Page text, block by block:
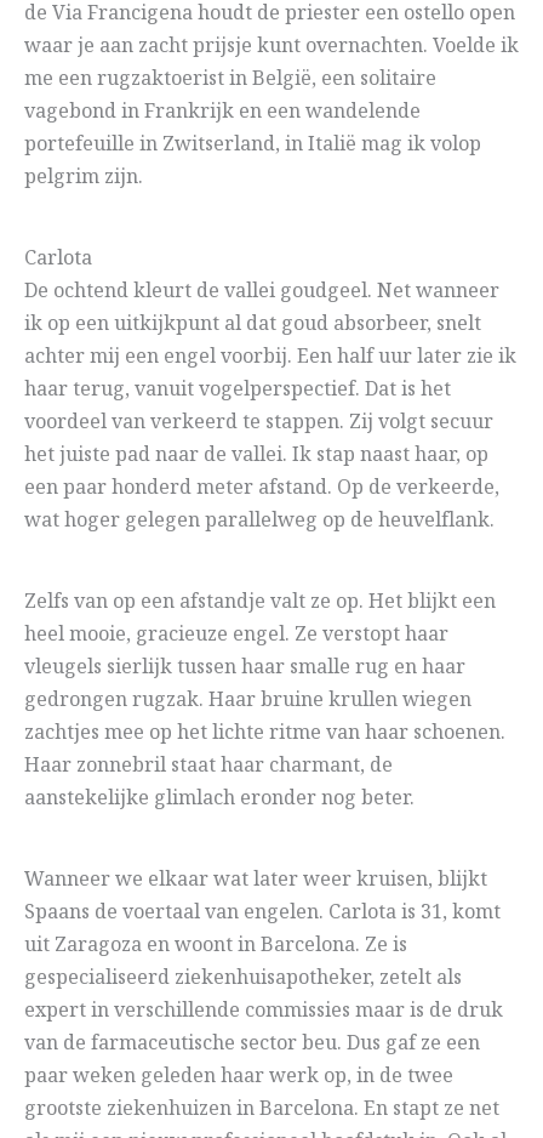
de Via Francigena houdt de priester een ostello open
waar je aan zacht prijsje kunt overnachten. Voelde ik
me een rugzaktoerist in België, een solitaire
vagebond in Frankrijk en een wandelende
portefeuille in Zwitserland, in Italië mag ik volop
pelgrim zijn.
Carlota
De ochtend kleurt de vallei goudgeel. Net wanneer
ik op een uitkijkpunt al dat goud absorbeer, snelt
achter mij een engel voorbij. Een half uur later zie ik
haar terug, vanuit vogelperspectief. Dat is het
voordeel van verkeerd te stappen. Zij volgt secuur
het juiste pad naar de vallei. Ik stap naast haar, op
een paar honderd meter afstand. Op de verkeerde,
wat hoger gelegen parallelweg op de heuvelflank.
Zelfs van op een afstandje valt ze op. Het blijkt een
heel mooie, gracieuze engel. Ze verstopt haar
vleugels sierlijk tussen haar smalle rug en haar
gedrongen rugzak. Haar bruine krullen wiegen
zachtjes mee op het lichte ritme van haar schoenen.
Haar zonnebril staat haar charmant, de
aanstekelijke glimlach eronder nog beter.
Wanneer we elkaar wat later weer kruisen, blijkt
Spaans de voertaal van engelen. Carlota is 31, komt
uit Zaragoza en woont in Barcelona. Ze is
gespecialiseerd ziekenhuisapotheker, zetelt als
expert in verschillende commissies maar is de druk
van de farmaceutische sector beu. Dus gaf ze een
paar weken geleden haar werk op, in de twee
grootste ziekenhuizen in Barcelona. En stapt ze net